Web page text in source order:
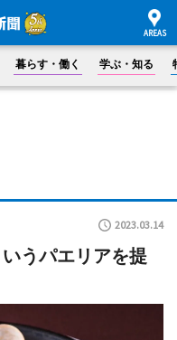
暮らす・働く 学ぶ・知る
2023.03.14
いうパエリアを提